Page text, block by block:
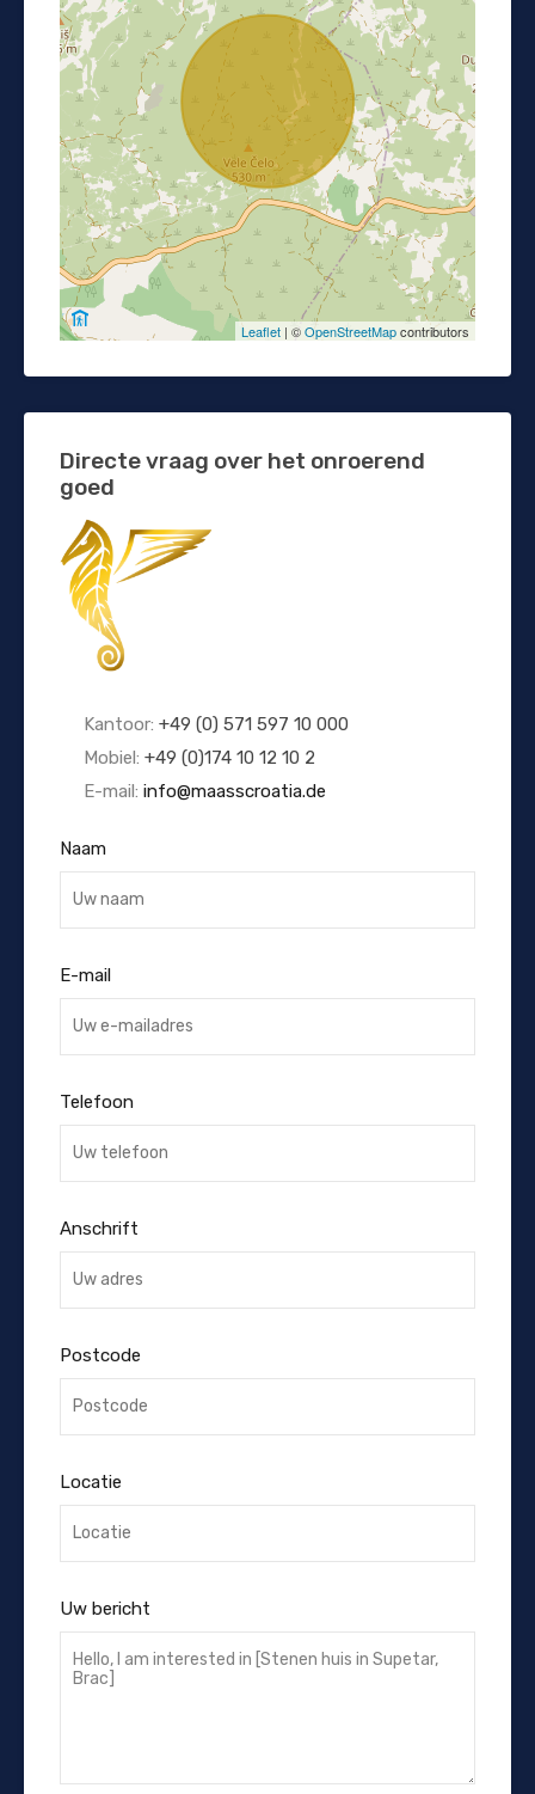
Leaflet | ©OpenStreetMapcontributors
Directe vraag over het onroerend
goed
Kantoor: +49 (0) 571 597 10 000
Mobiel: +49 (0)174 10 12 10 2
E-mail: info@maasscroatia.de
Naam
E-mail
Telefoon
Anschrift
Postcode
Locatie
Uw bericht